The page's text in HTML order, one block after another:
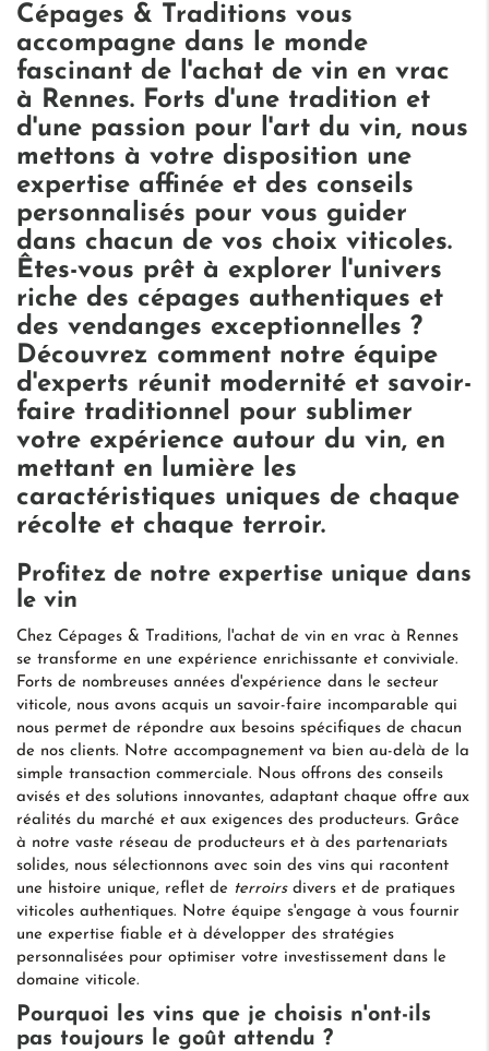
Cépages & Traditions vous
accompagne dans le monde
fascinant de l'achat de vin en vrac
à Rennes. Forts d'une tradition et
d'une passion pour l'art du vin, nous
mettons à votre disposition une
expertise affinée et des conseils
personnalisés pour vous guider
dans chacun de vos choix viticoles.
Êtes-vous prêt à explorer l'univers
riche des cépages authentiques et
des vendanges exceptionnelles ?
Découvrez comment notre équipe
d'experts réunit modernité et savoir-
faire traditionnel pour sublimer
votre expérience autour du vin, en
mettant en lumière les
caractéristiques uniques de chaque
récolte et chaque terroir.
Profitez de notre expertise unique dans
le vin
Chez Cépages & Traditions, l'achat de vin en vrac à Rennes
se transforme en une expérience enrichissante et conviviale.
Forts de nombreuses années d'expérience dans le secteur
viticole, nous avons acquis un savoir-faire incomparable qui
nous permet de répondre aux besoins spécifiques de chacun
de nos clients. Notre accompagnement va bien au-delà de la
simple transaction commerciale. Nous offrons des conseils
avisés et des solutions innovantes, adaptant chaque offre aux
réalités du marché et aux exigences des producteurs. Grâce
à notre vaste réseau de producteurs et à des partenariats
solides, nous sélectionnons avec soin des vins qui racontent
une histoire unique, reflet de terroirsdivers et de pratiques
viticoles authentiques. Notre équipe s'engage à vous fournir
une expertise fiable et à développer des stratégies
personnalisées pour optimiser votre investissement dans le
domaine viticole.
Pourquoi les vins que je choisis n'ont-ils
pas toujours le goût attendu ?